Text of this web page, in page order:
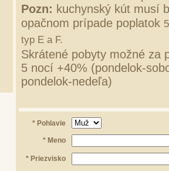
Pozn: kuchynský kút musí
opačnom prípade poplatok
typ E a F.
Skrátené pobyty možné za
5 nocí +40% (pondelok-
pondelok-nedeľa)
* Pohlavie
* Meno
* Priezvisko